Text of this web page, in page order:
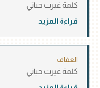
كلمة غيرت حياتي
قراءة المزيد
العفاف
كلمة غيرت حياتي